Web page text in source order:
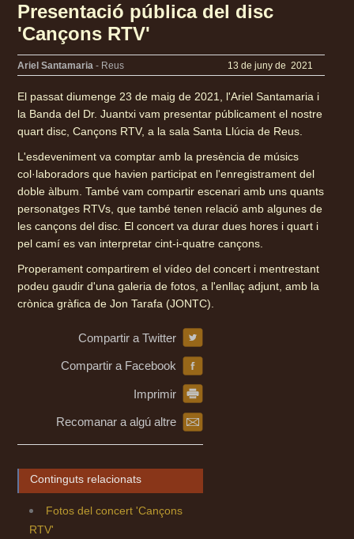
Presentació pública del disc
'Cançons RTV'
Ariel Santamaria - Reus 13 de juny de 2021
El passat diumenge 23 de maig de 2021, l'Ariel Santamaria i
la Banda del Dr. Juantxi vam presentar públicament el nostre
quart disc, Cançons RTV, a la sala Santa Llúcia de Reus.
L'esdeveniment va comptar amb la presència de músics
col·laboradors que havien participat en l'enregistrament del
doble àlbum. També vam compartir escenari amb uns quants
personatges RTVs, que també tenen relació amb algunes de
les cançons del disc. El concert va durar dues hores i quart i
pel camí es van interpretar cint-i-quatre cançons.
Properament compartirem el vídeo del concert i mentrestant
podeu gaudir d'una galeria de fotos, a l'enllaç adjunt, amb la
crònica gràfica de Jon Tarafa (JONTC).
Compartir a Twitter
Compartir a Facebook
Imprimir
Recomanar a algú altre
Continguts relacionats
Fotos del concert 'Cançons
RTV'